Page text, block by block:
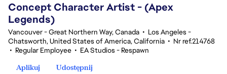
Concept Character Artist - (Apex
Legends)
Vancouver - Great Northern Way, Canada • Los Angeles -
Chatsworth, United States of America, California • Nr ref.214768
• Regular Employee • EA Studios - Respawn
Aplikuj
Udostępnij